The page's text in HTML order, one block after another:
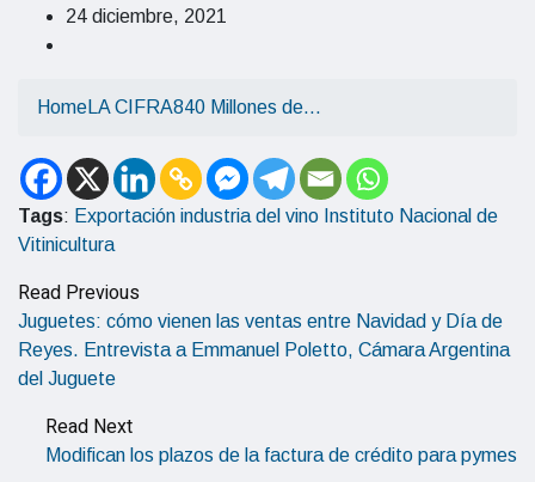
24 diciembre, 2021
Home LA CIFRA840 Millones de…
Tags: Exportación industria del vino Instituto Nacional de
Vitinicultura
Read Previous
Juguetes: cómo vienen las ventas entre Navidad y Día de
Reyes. Entrevista a Emmanuel Poletto, Cámara Argentina
del Juguete
Read Next
Modifican los plazos de la factura de crédito para pymes